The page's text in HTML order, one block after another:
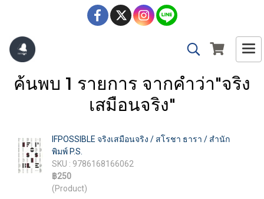
ค้นพบ 1 รายการ จากคำว่า"จริง
เสมือนจริง"
IFPOSSIBLE จริงเสมือนจริง / สโรชา ธารา / สำนัก
พิมพ์ P.S.
SKU : 9786168166062
฿250
(Product)